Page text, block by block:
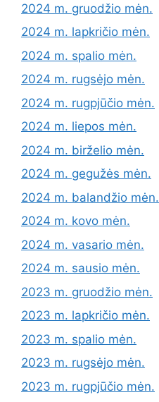
2024 m. gruodžio mėn.
2024 m. lapkričio mėn.
2024 m. spalio mėn.
2024 m. rugsėjo mėn.
2024 m. rugpjūčio mėn.
2024 m. liepos mėn.
2024 m. birželio mėn.
2024 m. gegužės mėn.
2024 m. balandžio mėn.
2024 m. kovo mėn.
2024 m. vasario mėn.
2024 m. sausio mėn.
2023 m. gruodžio mėn.
2023 m. lapkričio mėn.
2023 m. spalio mėn.
2023 m. rugsėjo mėn.
2023 m. rugpjūčio mėn.